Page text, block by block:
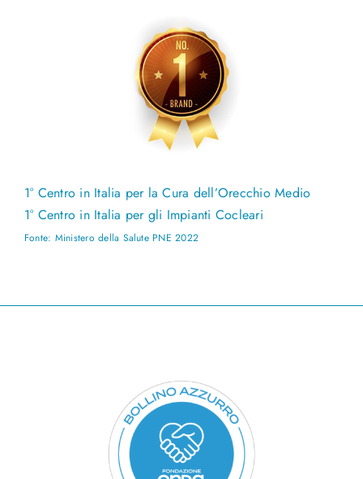
1° Centro in Italia per la Cura dell’Orecchio Medio
1° Centro in Italia per gli Impianti Cocleari
Fonte: Ministero della Salute PNE 2022